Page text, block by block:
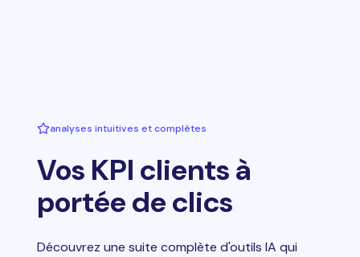
analyses intuitives et complètes
Vos KPI clients à
portée de clics
Découvrez une suite complète d'outils IA qui